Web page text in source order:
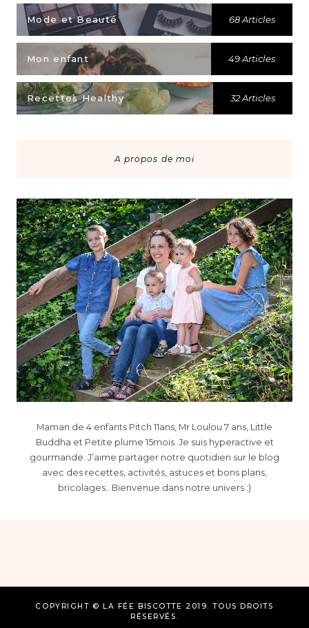
Mode et Beauté 68 Articles
Mon enfant 49 Articles
Recettes Healthy 32 Articles
A propos de moi
Maman de 4 enfants Pitch 11ans, Mr Loulou 7 ans, Little
Buddha et Petite plume 15mois. Je suis hyperactive et
gourmande. J’aime partager notre quotidien sur le blog
avec des recettes, activités, astuces et bons plans,
bricolages.. Bienvenue dans notre univers :)
COPYRIGHT © LA FÉE BISCOTTE 2019. TOUS DROITS
RÉSERVÉS.